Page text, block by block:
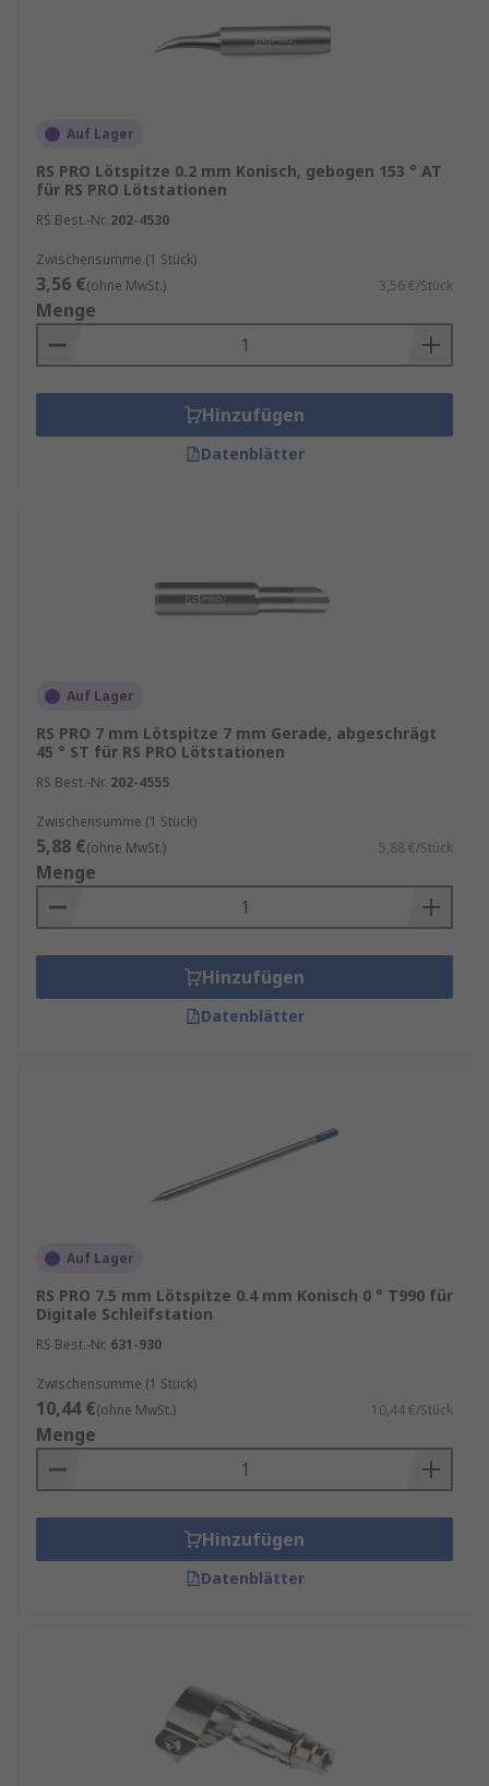
Auf Lager
RS PRO Lötspitze 0.2 mm Konisch, gebogen 153 ° AT
für RS PRO Lötstationen
RS Best.-Nr. 202-4530
Zwischensumme (1 Stück)
3,56 €(ohne MwSt.) 3,56 €/Stück
Menge
Hinzufügen
Datenblätter
Auf Lager
RS PRO 7 mm Lötspitze 7 mm Gerade, abgeschrägt
45 ° ST für RS PRO Lötstationen
RS Best.-Nr. 202-4555
Zwischensumme (1 Stück)
5,88 €(ohne MwSt.) 5,88 €/Stück
Menge
Hinzufügen
Datenblätter
Auf Lager
RS PRO 7.5 mm Lötspitze 0.4 mm Konisch 0 ° T990 für
Digitale Schleifstation
RS Best.-Nr. 631-930
Zwischensumme (1 Stück)
10,44 €(ohne MwSt.) 10,44 €/Stück
Menge
Hinzufügen
Datenblätter